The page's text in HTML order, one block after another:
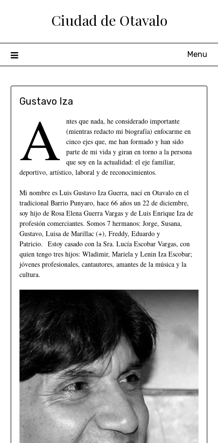
Ciudad de Otavalo
Menu
Gustavo Iza
A
ntes que nada, he considerado importante
(mientras redacto mi biografía) enfocarme en
cinco ejes que, me han formado y han sido
parte de mi vida y giran en torno a la persona
que soy en la actualidad: el eje familiar,
deportivo, artístico, laboral y de reconocimientos.
Mi nombre es Luis Gustavo Iza Guerra, nací en Otavalo en el
tradicional Barrio Punyaro, hace 66 años un 22 de diciembre,
soy hijo de Rosa Elena Guerra Vargas y de Luis Enrique Iza de
profesión comerciantes. Somos 7 hermanos: Jorge, Susana,
Gustavo, Luisa de Marillac (+), Freddy, Eduardo y
Patricio. Estoy casado con la Sra. Lucía Escobar Vargas, con
quien tengo tres hijos: Wladimir, Mariela y Lenin Iza Escobar;
jóvenes profesionales, cantautores, amantes de la música y la
cultura.